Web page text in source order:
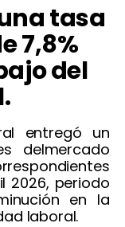
tasa
7,8%
del
entregó un
delmercado
2026, periodo
en la
laboral.